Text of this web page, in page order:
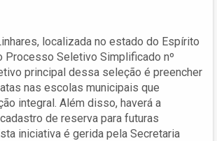
localizada no estado do Espírito
Processo Seletivo Simplificado nº
principal dessa seleção é preencher
nas escolas municipais que
integral. Além disso, haverá a
de reserva para futuras
iniciativa é gerida pela Secretaria